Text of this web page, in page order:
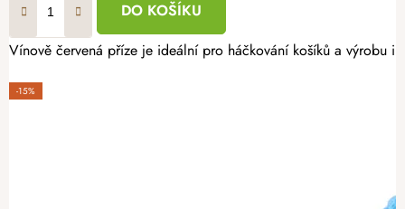
DO KOŠÍKU
Vínově červená příze je ideální pro háčkování košíků a výrobu
-15%